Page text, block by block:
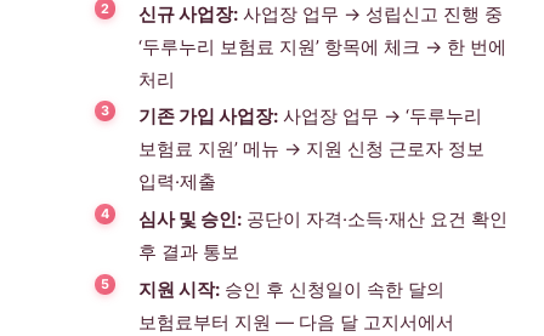
신규 사업장: 사업장 업무 → 성립신고 진행 중
‘두루누리 보험료 지원’ 항목에 체크 → 한 번에
처리
기존 가입 사업장: 사업장 업무 → ‘두루누리
보험료 지원’ 메뉴 → 지원 신청 근로자 정보
입력·제출
심사 및 승인: 공단이 자격·소득·재산 요건 확인
후 결과 통보
지원 시작: 승인 후 신청일이 속한 달의
보험료부터 지원 — 다음 달 고지서에서